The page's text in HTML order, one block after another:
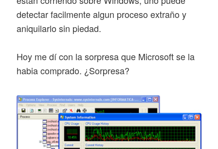
detectar facilmente algun proceso extraño y
aniquilarlo sin piedad.
Hoy me dí con la sorpresa que Microsoft se la
habia comprado. ¿Sorpresa?